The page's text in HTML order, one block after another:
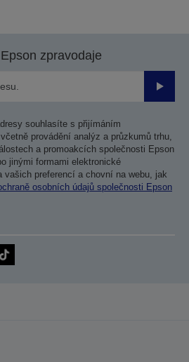
zpravodaje
souhlasíte s přijímáním
provádění analýz a průzkumů trhu,
a promoakcích společnosti Epson
jinými formami elektronické
vašich preferencí a chovní na webu, jak
osobních údajů společnosti Epson